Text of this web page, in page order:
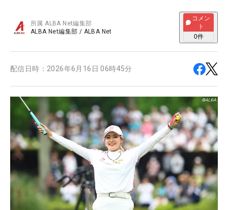
所属ALBA Net編集部
ALBA Net編集部 / ALBA Net
コメン
ト
0件
配信日時： 2026年6月16日 06時45分